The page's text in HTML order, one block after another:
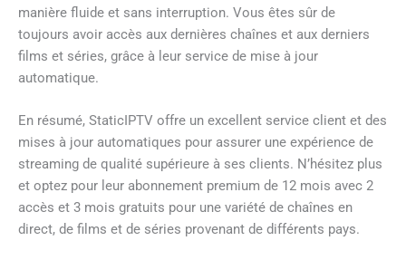
manière fluide et sans interruption. Vous êtes sûr de
toujours avoir accès aux dernières chaînes et aux derniers
films et séries, grâce à leur service de mise à jour
automatique.
En résumé, StaticIPTV offre un excellent service client et des
mises à jour automatiques pour assurer une expérience de
streaming de qualité supérieure à ses clients. N’hésitez plus
et optez pour leur abonnement premium de 12 mois avec 2
accès et 3 mois gratuits pour une variété de chaînes en
direct, de films et de séries provenant de différents pays.